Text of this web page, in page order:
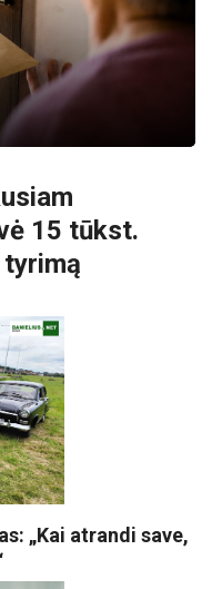
15 tūkst.
„Kai atrandi save,